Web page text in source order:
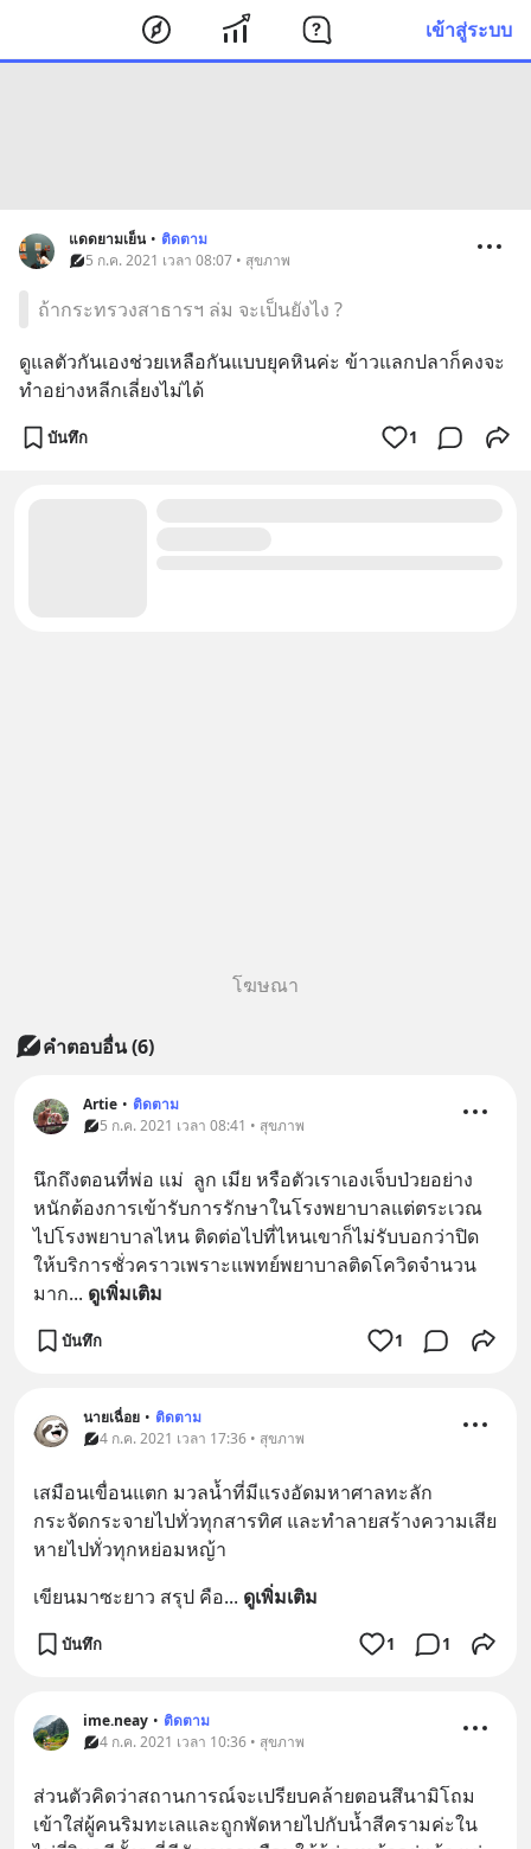
เข้าสู่ระบบ
แดดยามเย็น • ติดตาม
5 ก.ค. 2021 เวลา 08:07 • สุขภาพ
ถ้ากระทรวงสาธารฯ ล่ม จะเป็นยังไง ?
ดูแลตัวกันเองช่วยเหลือกันแบบยุคหินค่ะ ข้าวแลกปลาก็คงจะ
ทำอย่างหลีกเลี่ยงไม่ได้
บันทึก 1
โฆษณา
คำตอบอื่น(6)
Artie • ติดตาม
5 ก.ค. 2021 เวลา 08:41 • สุขภาพ
นึกถึงตอนที่พ่อ แม่  ลูก เมีย หรือตัวเราเองเจ็บป่วยอย่าง
หนักต้องการเข้ารับการรักษาในโรงพยาบาลแต่ตระเวณ
ไปโรงพยาบาลไหน ติดต่อไปที่ไหนเขาก็ไม่รับบอกว่าปิด
ให้บริการชั่วคราวเพราะแพทย์พยาบาลติดโควิดจำนวน
มาก... ดูเพิ่มเติม
บันทึก 1
นายเฉื่อย • ติดตาม
4 ก.ค. 2021 เวลา 17:36 • สุขภาพ
เสมือนเขื่อนแตก มวลน้ำที่มีแรงอัดมหาศาลทะลัก
กระจัดกระจายไปทั่วทุกสารทิศ และทำลายสร้างความเสีย
หายไปทั่วทุกหย่อมหญ้า
เขียนมาซะยาว สรุป คือ... ดูเพิ่มเติม
บันทึก 1 1
ime.neay • ติดตาม
4 ก.ค. 2021 เวลา 10:36 • สุขภาพ
ส่วนตัวคิดว่าสถานการณ์จะเปรียบคล้ายตอนสึนามิโถม
เข้าใส่ผู้คนริมทะเลและถูกพัดหายไปกับน้ำสีครามค่ะใน